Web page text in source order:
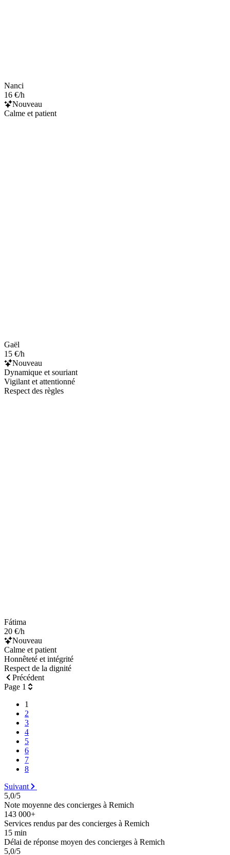
Nanci
16 €/h
Nouveau
Calme et patient
Gaël
15 €/h
Nouveau
Dynamique et souriant
Vigilant et attentionné
Respect des règles
Fátima
20 €/h
Nouveau
Calme et patient
Honnêteté et intégrité
Respect de la dignité
Précédent
Page 1
1
2
3
4
5
6
7
8
Suivant
5,0/5
Note moyenne des concierges à Remich
143 000+
Services rendus par des concierges à Remich
15 min
Délai de réponse moyen des concierges à Remich
5,0/5